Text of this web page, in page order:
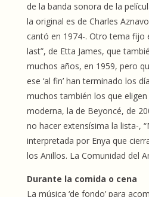
de la banda sonora de la
la original es de Charles
cantó en 1974-. Otro tema fijo
last”, de Etta James, que
muchos años, en 1959, pero
ese ‘al fin’ han terminado los
muchos también los que
moderna, la de Beyoncé, de
no hacer extensísima la lista-,
interpretada por Enya que
los Anillos. La Comunidad del
Durante la comida o cena
La música ‘de fondo’ para